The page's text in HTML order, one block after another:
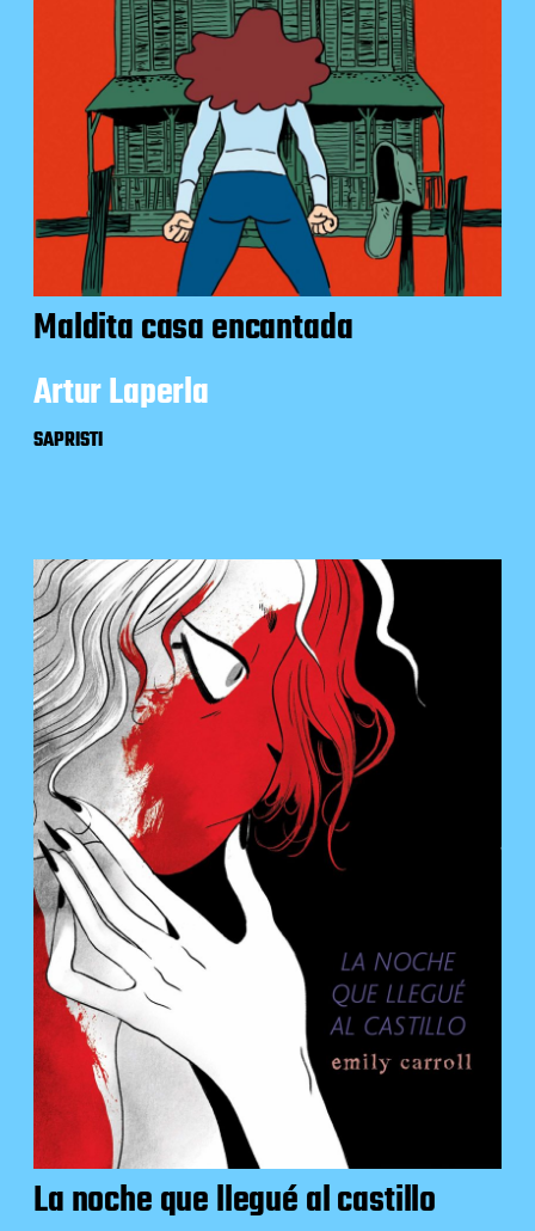
Maldita casa encantada
Artur Laperla
SAPRISTI
La noche que llegué al castillo